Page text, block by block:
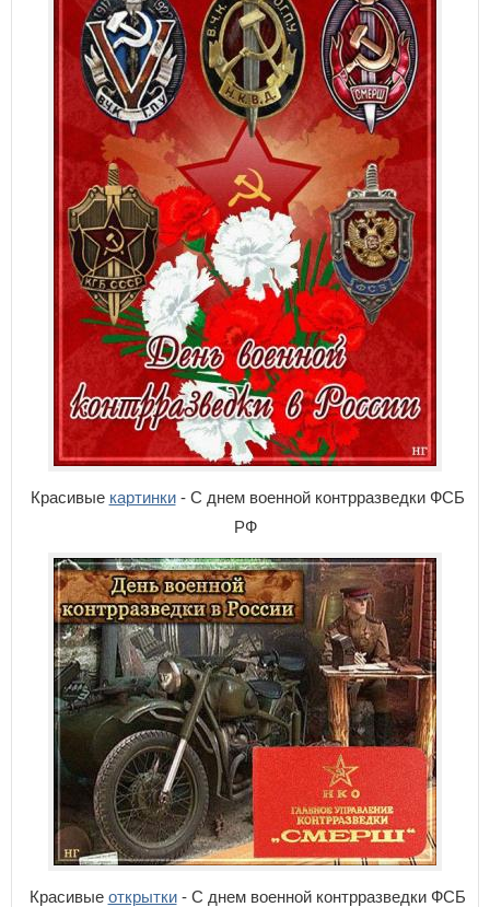
Красивые картинки- С днем военной контрразведки ФСБ
РФ
Красивые открытки- С днем военной контрразведки ФСБ